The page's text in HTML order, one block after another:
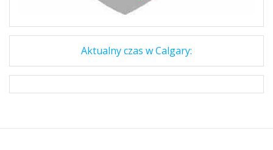
Aktualny czas w Calgary: